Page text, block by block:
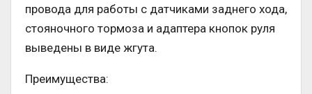
провода для работы с датчиками заднего хода,
стояночного тормоза и адаптера кнопок руля
выведены в виде жгута.
Преимущества: